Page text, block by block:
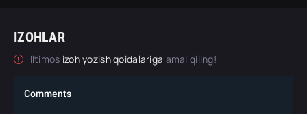
IZOHLAR
Iltimos izoh yozish qoidalariga amal qiling!